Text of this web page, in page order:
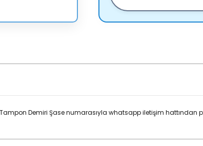
Tampon Demiri Şase numarasıyla whatsapp iletişim